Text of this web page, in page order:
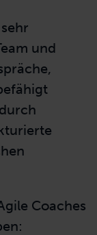
und
Coaches